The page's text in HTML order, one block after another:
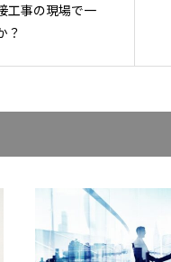
工事の現場で一
？